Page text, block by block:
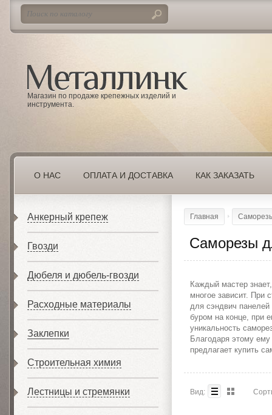
Магазин по продаже крепежных изделий и
инструмента.
Анкерный крепеж
Гвозди
Дюбеля и дюбель-гвозди
Расходные материалы
Заклепки
Строительная химия
Лестницы и стремянки
О НАС ОПЛАТА И ДОСТАВКА КАК ЗАКАЗАТЬ
Главная
Саморезы
Каждый мастер
многое зависит. При
для сэндвич
буром на конце, при
уникальность
Благодаря этому
предлагает купить
Вид: